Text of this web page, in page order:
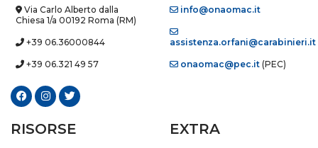
Via Carlo Alberto dalla
Chiesa 1/a 00192 Roma (RM)
+39 06.36000844
+39 06.321 49 57
info@onaomac.it
assistenza.orfani@carabinieri.it
onaomac@pec.it (PEC)
RISORSE EXTRA